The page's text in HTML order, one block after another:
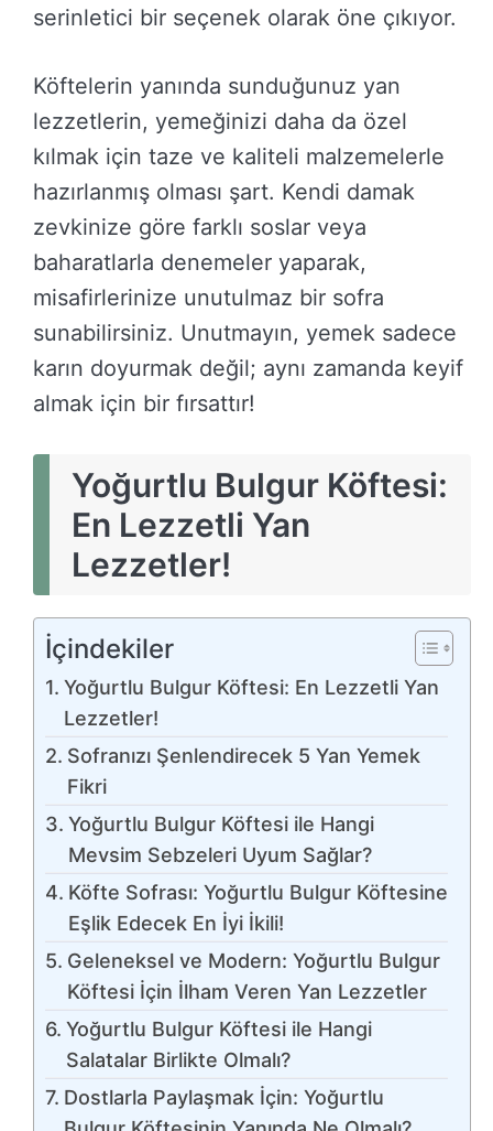
serinletici bir seçenek olarak öne çıkıyor.
Köftelerin yanında sunduğunuz yan
lezzetlerin, yemeğinizi daha da özel
kılmak için taze ve kaliteli malzemelerle
hazırlanmış olması şart. Kendi damak
zevkinize göre farklı soslar veya
baharatlarla denemeler yaparak,
misafirlerinize unutulmaz bir sofra
sunabilirsiniz. Unutmayın, yemek sadece
karın doyurmak değil; aynı zamanda keyif
almak için bir fırsattır!
Yoğurtlu Bulgur Köftesi:
En Lezzetli Yan
Lezzetler!
İçindekiler
Yoğurtlu Bulgur Köftesi: En Lezzetli Yan
Lezzetler!
Sofranızı Şenlendirecek 5 Yan Yemek
Fikri
Yoğurtlu Bulgur Köftesi ile Hangi
Mevsim Sebzeleri Uyum Sağlar?
Köfte Sofrası: Yoğurtlu Bulgur Köftesine
Eşlik Edecek En İyi İkili!
Geleneksel ve Modern: Yoğurtlu Bulgur
Köftesi İçin İlham Veren Yan Lezzetler
Yoğurtlu Bulgur Köftesi ile Hangi
Salatalar Birlikte Olmalı?
Dostlarla Paylaşmak İçin: Yoğurtlu